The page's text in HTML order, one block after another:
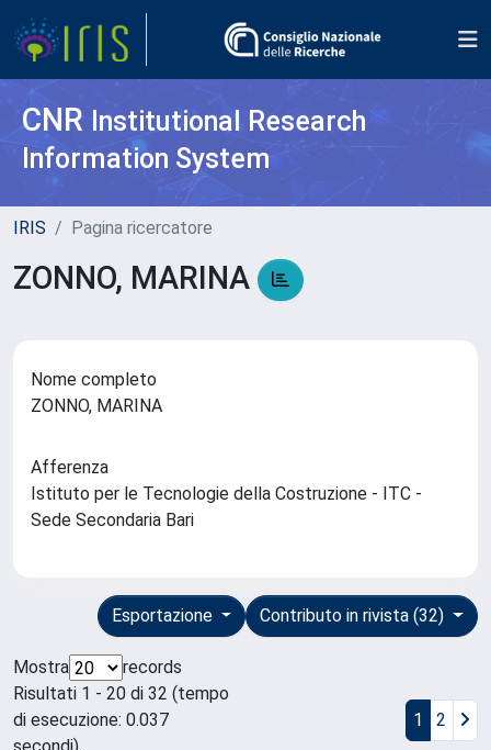
CNR Institutional Research
Information System
IRIS Pagina ricercatore
ZONNO, MARINA
Nome completo
ZONNO, MARINA
Afferenza
Istituto per le Tecnologie della Costruzione - ITC -
Sede Secondaria Bari
Contributo in rivista (32)
Esportazione
Mostra
records
Risultati 1 - 20 di 32 (tempo
di esecuzione: 0.037
1 2